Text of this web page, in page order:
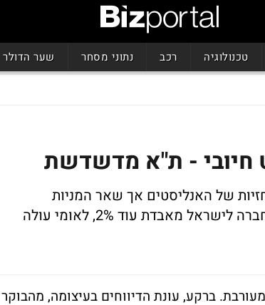
טכנולוגיה רכב נתוני מסחר שער הדולר
חיובי - ת"א מדשדשת
של האנליסטים אך שאר המניות
מדשדשות במגמה מעורבת. פרטנר יורדת ב-1.6%, החברה לישראל מאבדת עוד 2%, לאומי עולה
ברקע, עונת הדיווחים בעיצומה, מהבוקר